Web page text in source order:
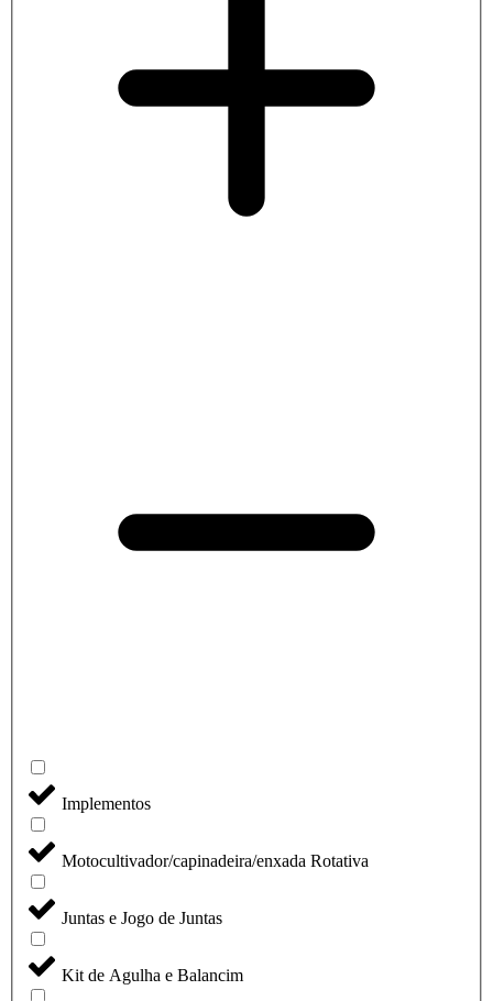
Implementos
Motocultivador/capinadeira/enxada Rotativa
Juntas e Jogo de Juntas
Kit de Agulha e Balancim